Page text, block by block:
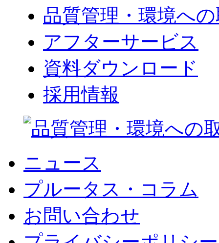
品質管理・環境へ
アフターサービス
資料ダウンロード
採用情報
ニュース
プルータス・コラム
お問い合わせ